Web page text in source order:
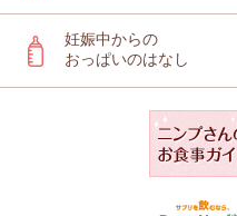
妊娠中からの
おっぱいのはなし